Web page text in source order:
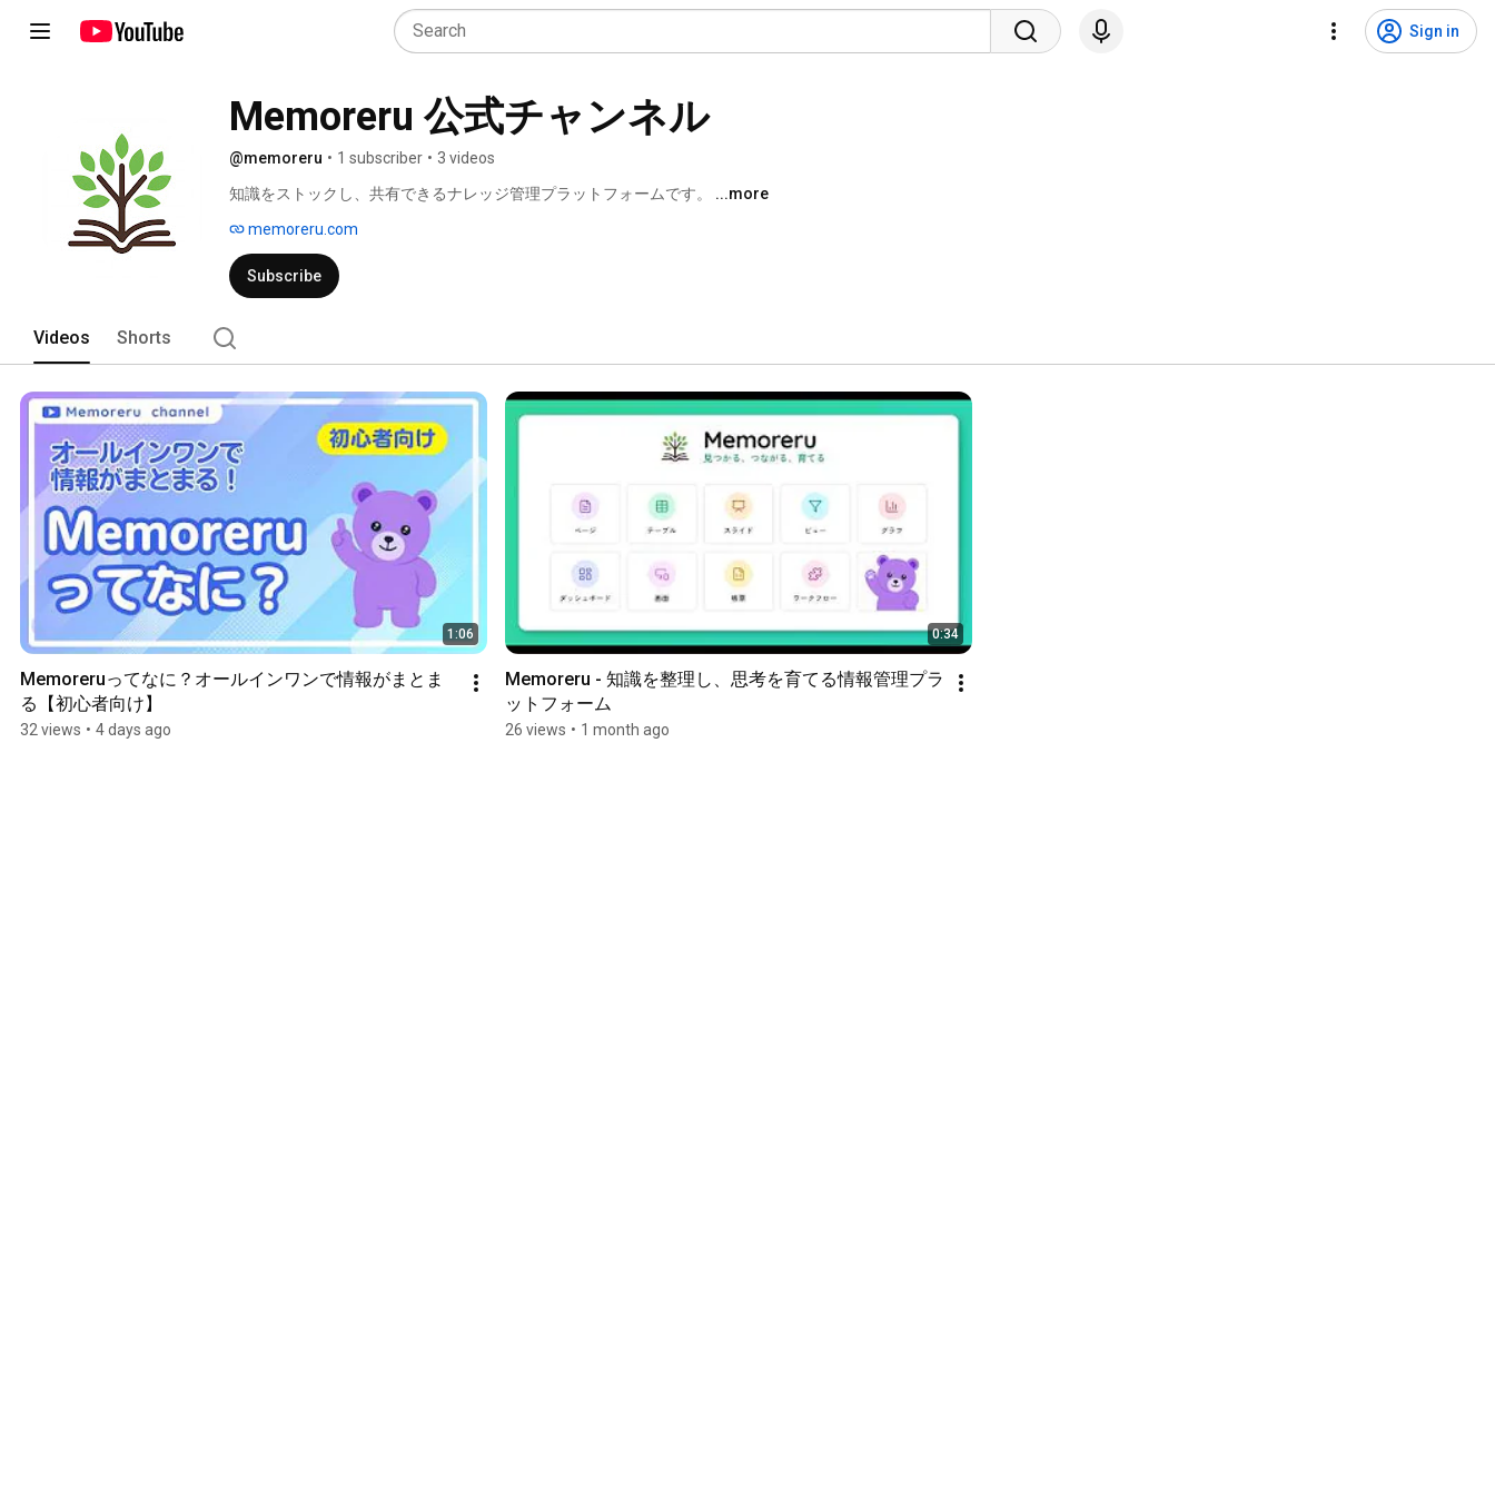
Sign in
Memoreru 公式チャンネル
@memoreru • 1 subscriber • 3 videos
知識をストックし、共有できるナレッジ管理プラットフォームです。 ...more
memoreru.com
Subscribe
Videos Shorts
1:06
Memoreruってなに？オールインワンで情報がまとま
る【初心者向け】
32 views • 4 days ago
0:34
Memoreru - 知識を整理し、思考を育てる情報管理プラ
ットフォーム
26 views • 1 month ago